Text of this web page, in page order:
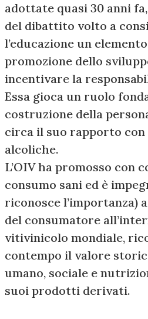
adottate quasi 30 anni
del dibattito volto a
l’educazione un
promozione dello
incentivare la
Essa gioca un ruolo
costruzione della
circa il suo rapporto con
alcoliche.
L’OIV ha promosso con
consumo sani ed è
riconosce l’importanza)
del consumatore
vitivinicolo mondiale,
contempo il valore
umano, sociale e
suoi prodotti derivati.